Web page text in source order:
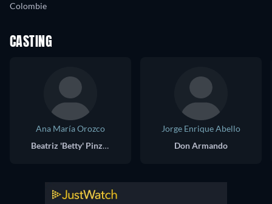
Colombie
CASTING
Ana María Orozco
Beatriz 'Betty' Pinzón Solano
Jorge Enrique Abello
Don Armando